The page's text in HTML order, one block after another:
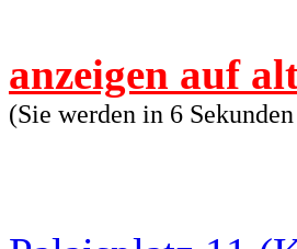
anzeigen auf
(Sie werden in 6